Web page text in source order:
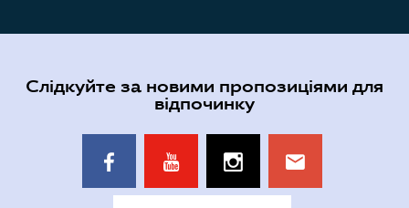
Слідкуйте за новими пропозиціями для
відпочинку